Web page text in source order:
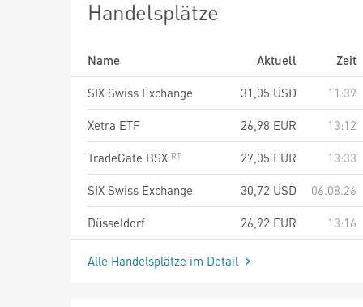
Handelsplätze
Name Aktuell
Zeit
SIX Swiss Exchange
31,05 USD
11:39
Xetra ETF
26,98 EUR
13:12
TradeGate BSX
27,05 EUR
13:33
SIX Swiss Exchange
30,72 USD
06.08.26
Düsseldorf
26,92 EUR 13:16
Alle Handelsplätze im Detail